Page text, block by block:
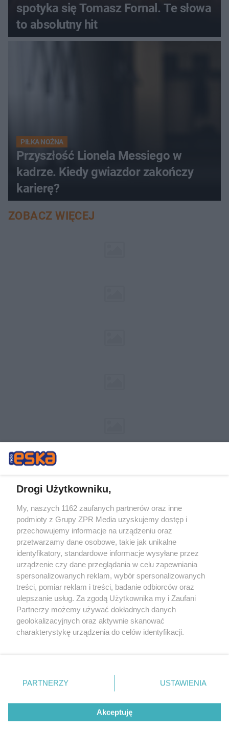
spotyka się Tomasz Fornal. Te słowa
to absolutny hit
PIŁKA NOŻNA
Przyszłość Lionela Messiego w
kadrze. Kiedy gwiazdor zakończy
karierę?
ZOBACZ WIĘCEJ
Żaden utwór zamieszczony w serwisie nie może być powielany i
rozpowszechniany lub dalej rozpowszechniany w jakikolwiek sposób (w
tym także elektroniczny lub mechaniczny) na jakimkolwiek polu
eksploatacji w jakiejkolwiek formie, włącznie z umieszczaniem w
Internecie bez pisemnej zgody właściciela praw. Jakiekolwiek użycie lub
wykorzystanie utworów w całości lub w części z naruszeniem prawa,
tzn. bez właściwej zgody, jest zabronione pod groźbą kary i może być
ścigane prawnie.
© 2026 Grupa ZPR Media
Drogi Użytkowniku,
My, naszych 1162 zaufanych partnerów oraz inne
podmioty z Grupy ZPR Media uzyskujemy dostęp i
przechowujemy informacje na urządzeniu oraz
przetwarzamy dane osobowe, takie jak unikalne
identyfikatory, standardowe informacje wysyłane przez
urządzenie czy dane przeglądania w celu zapewniania
spersonalizowanych reklam, wybór spersonalizowanych
treści, pomiar reklam i treści, badanie odbiorców oraz
ulepszanie usług. Za zgodą Użytkownika my i Zaufani
Partnerzy możemy używać dokładnych danych
geolokalizacyjnych oraz aktywnie skanować
charakterystykę urządzenia do celów identyfikacji.
zmienić/wycofać klikając przycisk ustawień prywatności
znajdujący się w lewym dolnym rogu strony
rodzaje przetwarzania danych nie wymagają zgody
użytkownika, ale masz prawo sprzeciwić się takiemu
przetwarzaniu. Preferencje będą miały zastosowanie tylko
PARTNERZY USTAWIENIA
Akceptuję